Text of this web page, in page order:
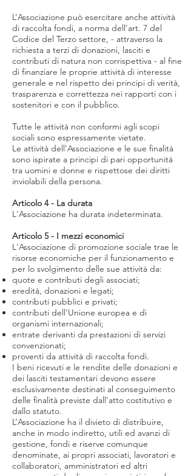
L’Associazione può esercitare anche attività
di raccolta fondi, a norma dell’art. 7 del
Codice del Terzo settore, - attraverso la
richiesta a terzi di donazioni, lasciti e
contributi di natura non corrispettiva - al fine
di finanziare le proprie attività di interesse
generale e nel rispetto dei principi di verità,
trasparenza e correttezza nei rapporti con i
sostenitori e con il pubblico.
Tutte le attività non conformi agli scopi
sociali sono espressamente vietate.
Le attività dell'Associazione e le sue finalità
sono ispirate a principi di pari opportunità
tra uomini e donne e rispettose dei diritti
inviolabili della persona.
Articolo 4 - La durata
L'Associazione ha durata indeterminata.
Articolo 5 - I mezzi economici
L'Associazione di promozione sociale trae le
risorse economiche per il funzionamento e
per lo svolgimento delle sue attività da:
quote e contributi degli associati;
eredità, donazioni e legati;
contributi pubblici e privati;
contributi dell'Unione europea e di
organismi internazionali;
entrate derivanti da prestazioni di servizi
convenzionati;
proventi da attività di raccolta fondi.
I beni ricevuti e le rendite delle donazioni e
dei lasciti testamentari devono essere
esclusivamente destinati al conseguimento
delle finalità previste dall'atto costitutivo e
dallo statuto.
L’Associazione ha il divieto di distribuire,
anche in modo indiretto, utili ed avanzi di
gestione, fondi e riserve comunque
denominate, ai propri associati, lavoratori e
collaboratori, amministratori ed altri